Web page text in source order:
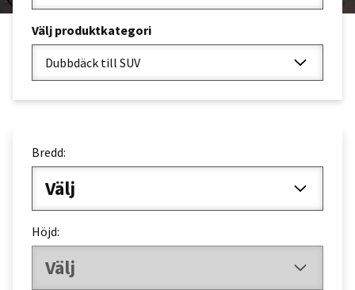
Välj produktkategori
Dubbdäck till SUV
Bredd:
Välj
Höjd:
Välj